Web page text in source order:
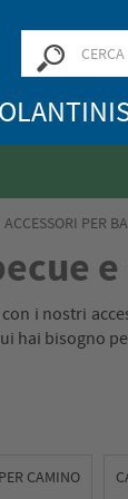
ACCESSORI PER
i nostri
hai bisogno
CAMINO